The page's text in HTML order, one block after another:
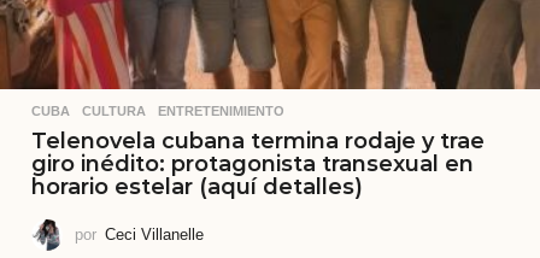
CUBA ,CULTURA ,ENTRETENIMIENTO
Telenovela cubana termina rodaje y trae
giro inédito: protagonista transexual en
horario estelar (aquí detalles)
por Ceci Villanelle